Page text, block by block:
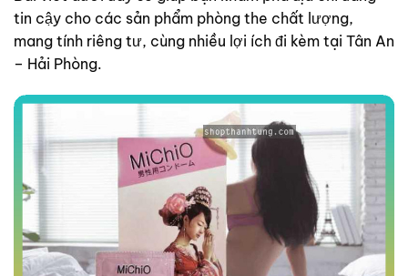
tin cậy cho các sản phẩm phòng the chất lượng,
mang tính riêng tư, cùng nhiều lợi ích đi kèm tại Tân An
– Hải Phòng.